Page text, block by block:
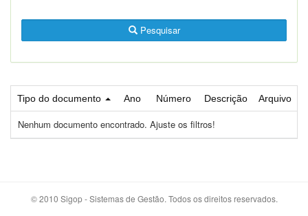
Pesquisar
Tipo do documento Ano Número Descrição Arquivo
Nenhum documento encontrado. Ajuste os filtros!
© 2010 Sigop - Sistemas de Gestão. Todos os direitos reservados.